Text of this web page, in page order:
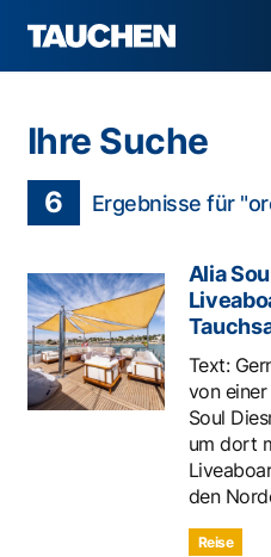
Ihre Suche
6 Ergebnisse für
Alia
Text:
von
Soul
um dort
den
Reise